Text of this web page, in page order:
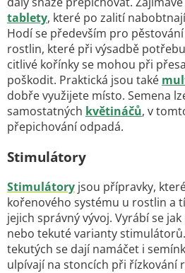
tablety, které po zalití
Hodí se především pro
rostlin, které při výsadbě
citlivé kořínky se mohou při
poškodit. Praktická jsou také
dobře využijete místo. Semena
samostatných květináčů, v
přepichování odpadá.
Stimulátory
Stimulátory jsou přípravky,
kořenového systému u rostlin a
jejich správný vývoj. Vyrábí se
nebo tekuté varianty
tekutých se dají namáčet i
ulpívají na stoncích při řízkování